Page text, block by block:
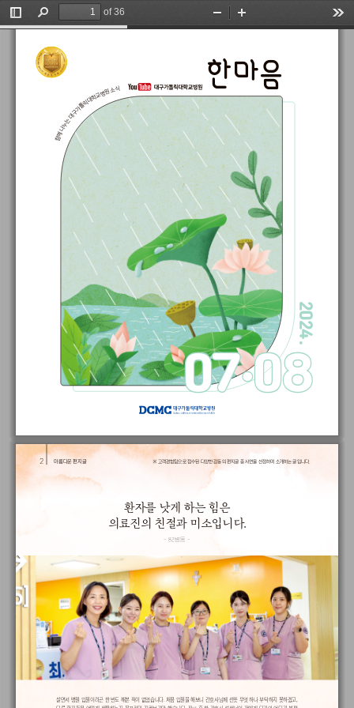
Toggle
Sidebar
Find
of 36
Zoom
Out
In
한마음
함
께
나누는
대구가톨릭대학교병원소식
07
07·
·08
08
2024 .
환자를 낫게 하는 힘은
의료진의 친절과 미소입니다.
- 82병동 -
※ 고객경험팀으로 접수된 다양한 감동의 편지글 중 사연을 선정하여 소개하는 글입니다.
다른 환자들은 어떻게 생활하는지 물끄러미 지켜보기만 했습니다. 잠시 후 한 간호사 선생님이 저에게 다가와 어디가 불편
아름다운 편지글